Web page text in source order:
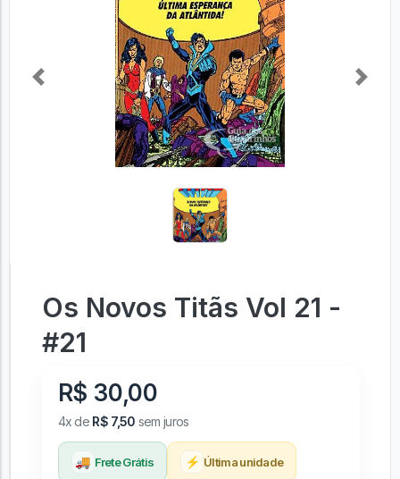
Previous Next
Os Novos Titãs Vol 21 -
#21
R$ 30,00
4x de R$ 7,50 sem juros
🚚 Frete Grátis ⚡ Última unidade